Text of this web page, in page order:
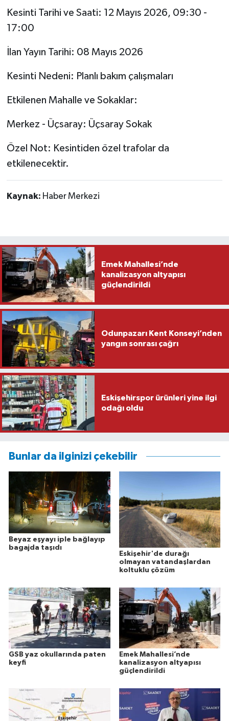
Kesinti Tarihi ve Saati: 12 Mayıs 2026, 09:30 -
17:00
İlan Yayın Tarihi: 08 Mayıs 2026
Kesinti Nedeni: Planlı bakım çalışmaları
Etkilenen Mahalle ve Sokaklar:
Merkez - Üçsaray: Üçsaray Sokak
Özel Not: Kesintiden özel trafolar da
etkilenecektir.
Kaynak: Haber Merkezi
Emek Mahallesi’nde
kanalizasyon altyapısı
güçlendirildi
Odunpazarı Kent Konseyi’nden
yangın sonrası çağrı
Eskişehirspor ürünleri yine ilgi
odağı oldu
Bunlar da ilginizi çekebilir
Beyaz eşyayı iple bağlayıp
bagajda taşıdı
Eskişehir'de durağı
olmayan vatandaşlardan
koltuklu çözüm
GSB yaz okullarında paten
keyfi
Emek Mahallesi’nde
kanalizasyon altyapısı
güçlendirildi